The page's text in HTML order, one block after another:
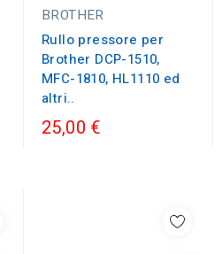
BROTHER
Rullo pressore per
Brother DCP-1510,
MFC-1810, HL1110 ed
altri..
25,00 €